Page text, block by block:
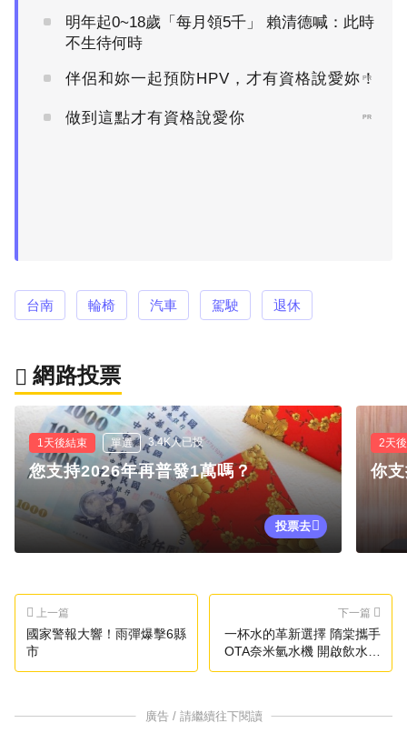
明年起0~18歲「每月領5千」 賴清德喊：此時
不生待何時
伴侶和妳一起預防HPV，才有資格說愛妳！
PR
做到這點才有資格說愛你 PR
台南 輪椅 汽車 駕駛 退休
網路投票
1天後結束 單選 3.4K人已投
您支持2026年再普發1萬嗎？
投票去
2天
你
上一篇
國家警報大響！雨彈爆擊6縣
市
下一篇
一杯水的革新選擇 隋棠攜手
OTA奈米氫水機 開啟飲水新
時代
廣告 / 請繼續往下閱讀